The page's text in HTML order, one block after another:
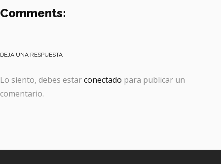
Comments:
DEJA UNA RESPUESTA
Lo siento, debes estarconectado para publicar un
comentario.